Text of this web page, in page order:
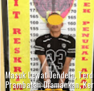
Masuk Lewat Jendela,
Prambatan Diamankan,